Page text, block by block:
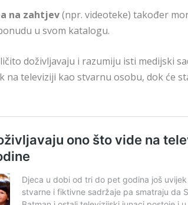
na zahtjev(npr. videoteke) također
u svom katalogu.
doživljavaju i razumiju isti medijski
na televiziji kao stvarnu osobu, dok će